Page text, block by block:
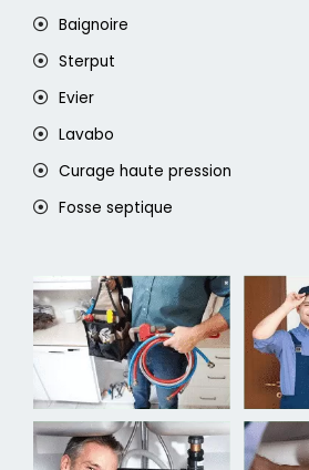
Baignoire
Sterput
Evier
Lavabo
Curage haute pression
Fosse septique